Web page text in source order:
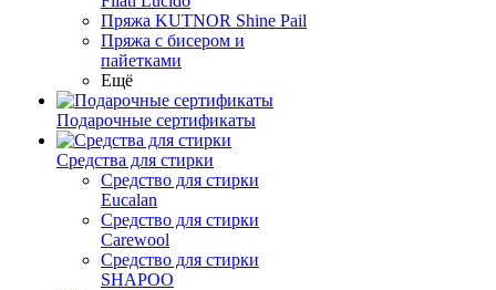
Пряжа KUTNOR Shine Pail
Пряжа с бисером и
пайетками
Ещё
Подарочные сертификаты
Средства для стирки
Средство для стирки
Eucalan
Средство для стирки
Carewool
Средство для стирки
SHAPOO